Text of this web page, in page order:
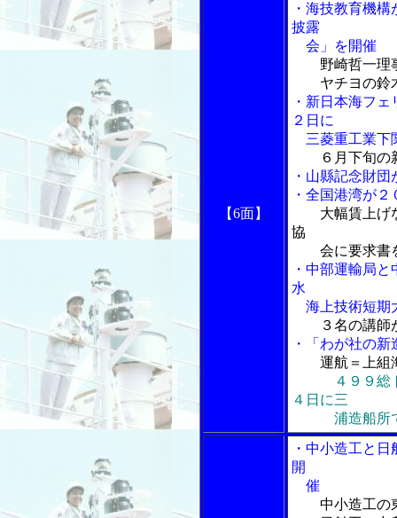
【6面】
・海技教育機
披露
会」を開催
野崎哲一理
ヤチヨの鈴木
・新日本海フ
２日に
三菱重工業下
６月下旬の
・山縣記念財
・全国港湾が
大幅賃上げ
協
会に要求書
・中部運輸局
水
海上技術短期
３名の講師
・「わが社の新
運航＝上組
４９９総
４日に三
浦造船所
・中小造工と
開
催
中小造工の